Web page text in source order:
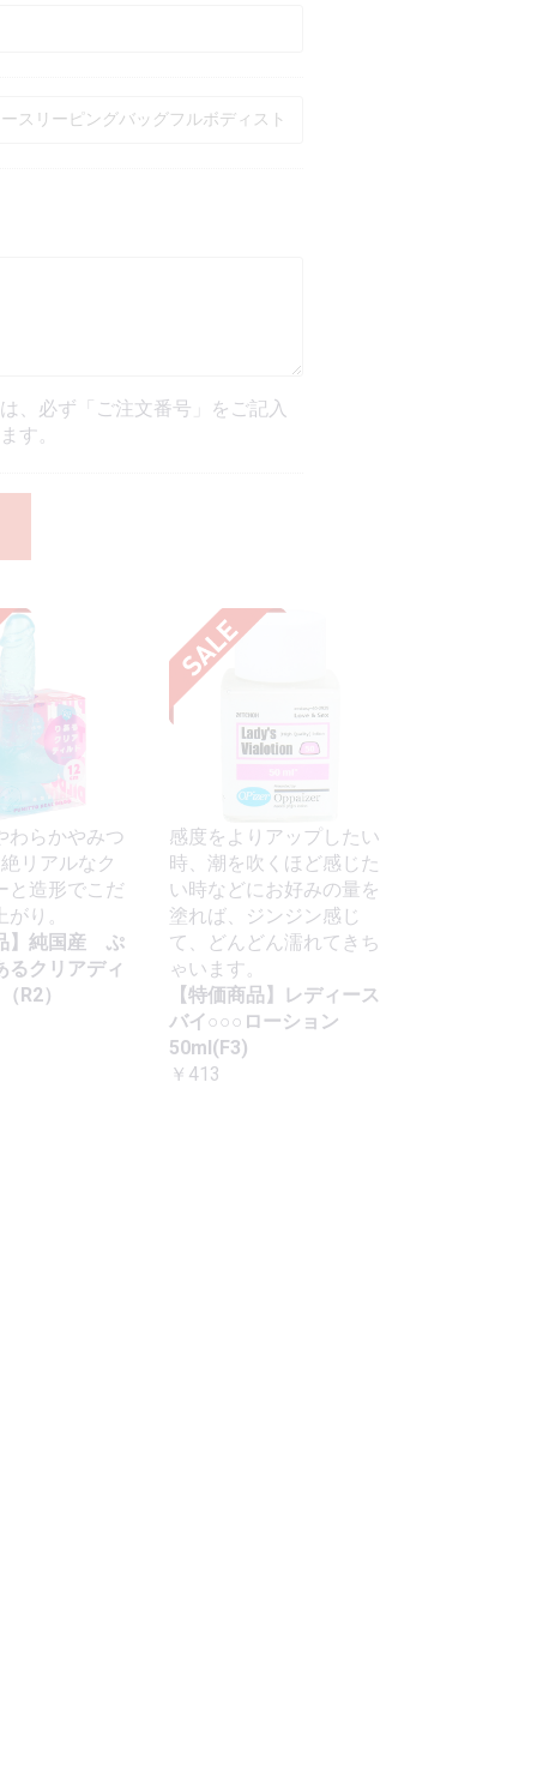
、必ず「ご注文番号」をご記入
す。
わらかやみつ
リアルなク
と造形でこだ
り。
】純国産 ぷ
るクリアディ
R2）
感度をよりアップしたい
時、潮を吹くほど感じた
い時などにお好みの量を
塗れば、ジンジン感じ
て、どんどん濡れてきち
ゃいます。
【特価商品】レディース
バイ○○○ローション
50ml(F3)
￥413